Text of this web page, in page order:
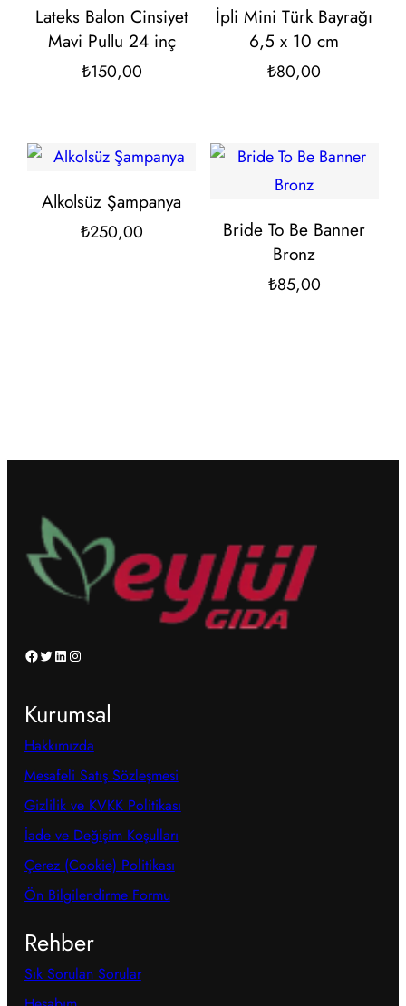
Lateks Balon Cinsiyet
Mavi Pullu 24 inç
₺150,00
İpli Mini Türk Bayrağı
6,5 x 10 cm
₺80,00
Alkolsüz Şampanya
₺250,00
Bride To Be Banner
Bronz
₺85,00
Facebook Twitter LinkedIn Instagram
Kurumsal
Hakkımızda
Mesafeli Satış Sözleşmesi
Gizlilik ve KVKK Politikası
İade ve Değişim Koşulları
Çerez (Cookie) Politikası
Ön Bilgilendirme Formu
Rehber
Sık Sorulan Sorular